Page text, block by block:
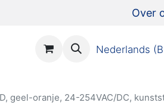
Over
Nederlands
geel-oranje, 24-254VAC/DC,